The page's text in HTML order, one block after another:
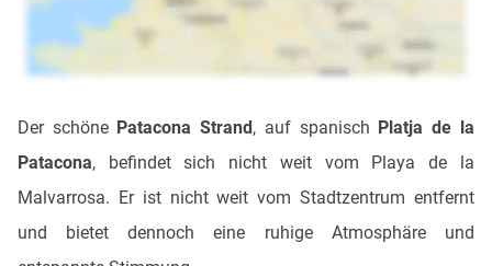
Der schöne Patacona Strand, auf spanisch Platja de la
Patacona, befindet sich nicht weit vom Playa de la
Malvarrosa. Er ist nicht weit vom Stadtzentrum entfernt
und bietet dennoch eine ruhige Atmosphäre und